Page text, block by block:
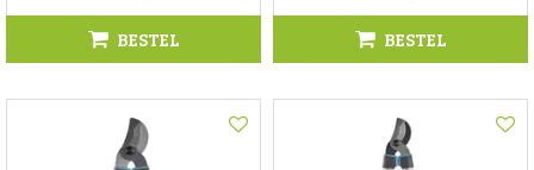
BESTEL BESTEL